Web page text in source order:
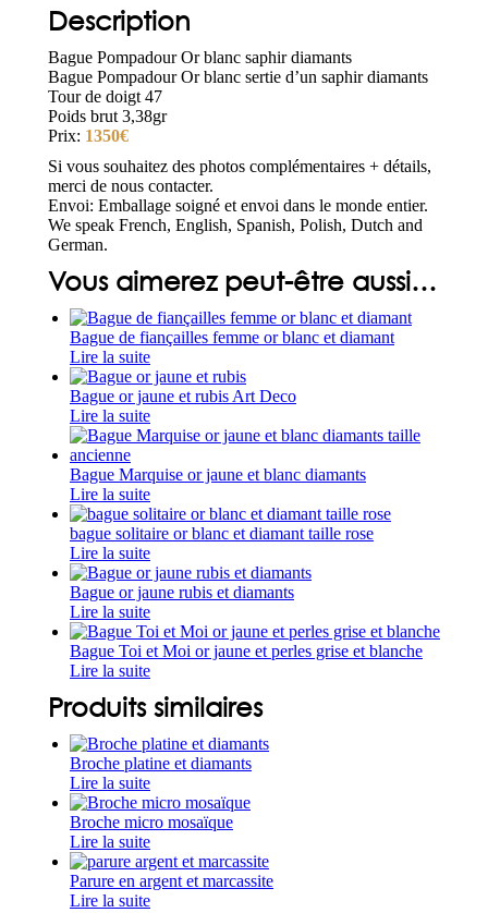
Description
Bague Pompadour Or blanc saphir diamants
Bague Pompadour Or blanc sertie d’un saphir diamants
Tour de doigt 47
Poids brut 3,38gr
Prix: 1350€
Si vous souhaitez des photos complémentaires + détails,
merci de nous contacter.
Envoi: Emballage soigné et envoi dans le monde entier.
We speak French, English, Spanish, Polish, Dutch and
German.
Vous aimerez peut-être aussi…
Bague de fiançailles femme or blanc et diamant
Lire la suite
Bague or jaune et rubis Art Deco
Lire la suite
Bague Marquise or jaune et blanc diamants
Lire la suite
bague solitaire or blanc et diamant taille rose
Lire la suite
Bague or jaune rubis et diamants
Lire la suite
Bague Toi et Moi or jaune et perles grise et blanche
Lire la suite
Produits similaires
Broche platine et diamants
Lire la suite
Broche micro mosaïque
Lire la suite
Parure en argent et marcassite
Lire la suite